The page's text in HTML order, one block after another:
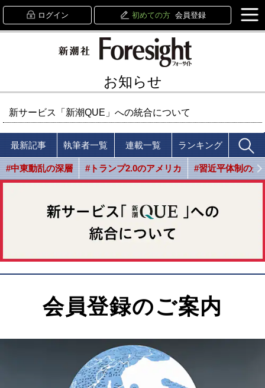
ログイン 初めての方 会員登録
お知らせ
新サービス「新潮QUE」への統合について
最新記事 執筆者一覧 連載一覧 ランキング
#中東動乱の深層 #トランプ2.0のアメリカ #習近平体制の光
会員登録のご案内